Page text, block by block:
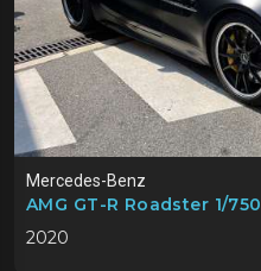
Mercedes-Benz
AMG GT-R Roadster 1/750
2020